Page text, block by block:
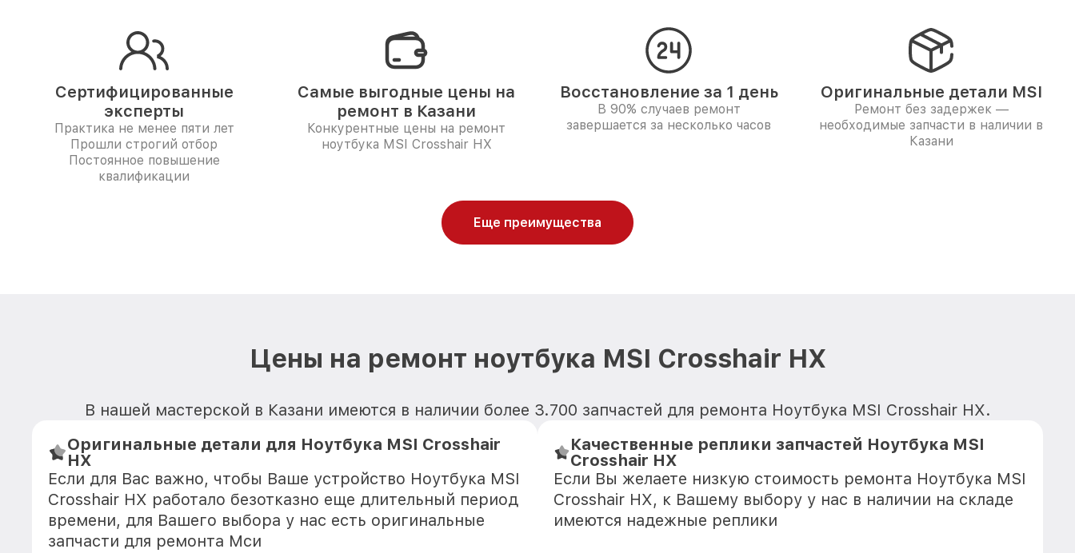
Сертифицированные
эксперты
Практика не менее пяти лет
Прошли строгий отбор
Постоянное повышение
квалификации
Самые выгодные цены на
ремонт в Казани
Конкурентные цены на ремонт
ноутбука MSI Crosshair HX
Восстановление за 1 день
В 90% случаев ремонт
завершается за несколько часов
Оригинальные детали MSI
Ремонт без задержек —
необходимые запчасти в наличии в
Казани
Еще преимущества
Цены на ремонт ноутбука MSI Crosshair HX
В нашей мастерской в Казани имеются в наличии более 3.700 запчастей для ремонта Ноутбука MSI Crosshair HX.
Оригинальные детали для Ноутбука MSI Crosshair
HX
Если для Вас важно, чтобы Ваше устройство Ноутбука MSI
Crosshair HX работало безотказно еще длительный период
времени, для Вашего выбора у нас есть оригинальные
запчасти для ремонта Мси
Качественные реплики запчастей Ноутбука MSI
Crosshair HX
Если Вы желаете низкую стоимость ремонта Ноутбука MSI
Crosshair HX, к Вашему выбору у нас в наличии на складе
имеются надежные реплики